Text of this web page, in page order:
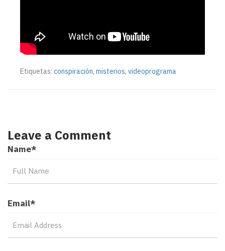
Etiquetas: conspiración, misterios, videoprograma
Leave a Comment
Name*
Email*